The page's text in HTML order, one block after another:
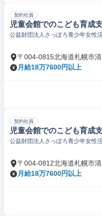
契約社員
児童会館でのこども育成
公益財団法人さっぽろ青少年女性
〒004-0815北海道札幌市清
条
月給18万7600円以上
契約社員
児童会館でのこども育成
公益財団法人さっぽろ青少年女性
〒004-0812北海道札幌市清
条
月給18万7600円以上